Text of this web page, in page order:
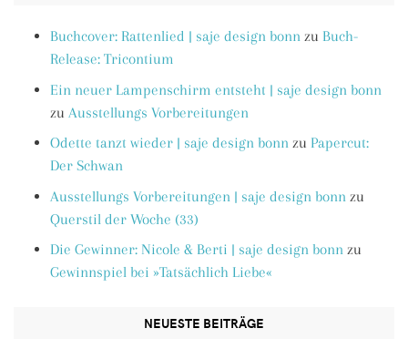
Buchcover: Rattenlied | saje design bonn zu Buch-
Release: Tricontium
Ein neuer Lampenschirm entsteht | saje design bonn
zu Ausstellungs Vorbereitungen
Odette tanzt wieder | saje design bonn zu Papercut:
Der Schwan
Ausstellungs Vorbereitungen | saje design bonn zu
Querstil der Woche (33)
Die Gewinner: Nicole & Berti | saje design bonn zu
Gewinnspiel bei »Tatsächlich Liebe«
NEUESTE BEITRÄGE